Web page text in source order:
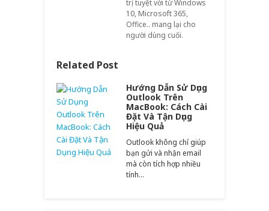
trị tuyệt vời từ Windows
10, Microsoft 365,
Office.. mang lại cho
người dùng cuối.
Related Post
Hướng Dẫn Sử Dụng
Outlook Trên
MacBook: Cách Cài
Đặt Và Tận Dụng
Hiệu Quả
Outlook không chỉ giúp
bạn gửi và nhận email
mà còn tích hợp nhiều
tính…